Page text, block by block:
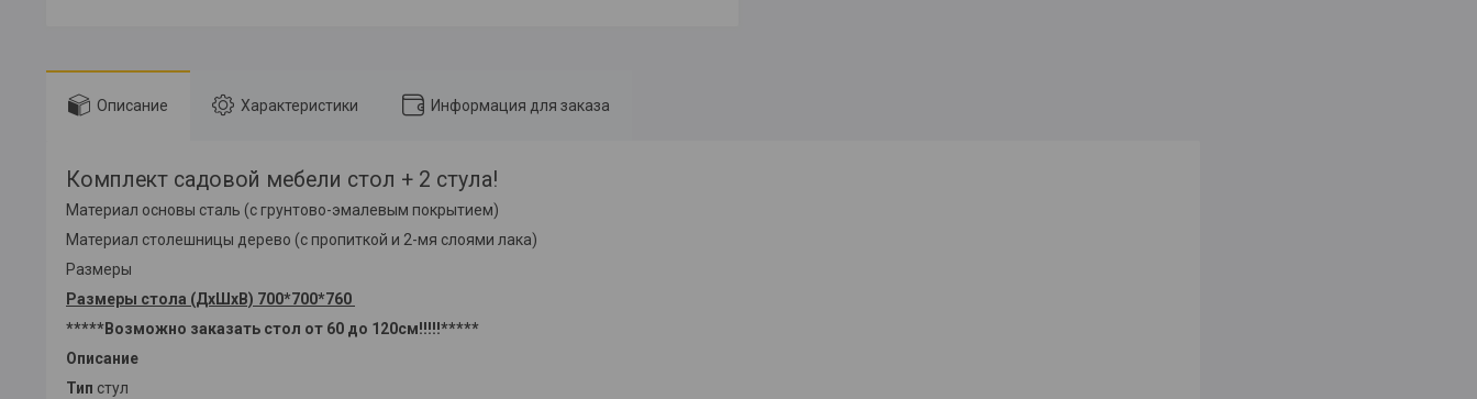
Описание Характеристики Информация для заказа
Комплект садовой мебели стол + 2 стула!
Материал основы сталь (с грунтово-эмалевым покрытием)
Материал столешницы дерево (c пропиткой и 2-мя слоями лака)
Размеры
Размеры стола (ДхШхВ) 700*700*760
*****Возможно заказать стол от 60 до 120см!!!!!*****
Описание
Тип стул